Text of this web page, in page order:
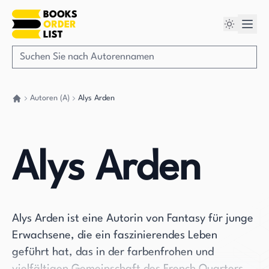
Autoren (A) Alys Arden
Alys Arden
Alys Arden ist eine Autorin von Fantasy für junge
Erwachsene, die ein faszinierendes Leben
geführt hat, das in der farbenfrohen und